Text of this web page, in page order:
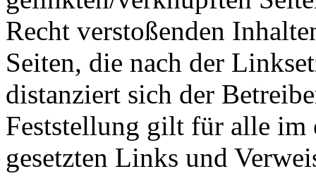
Recht verstoßenden
Seiten, die nach der
distanziert sich der
Feststellung gilt für alle im
gesetzten Links und